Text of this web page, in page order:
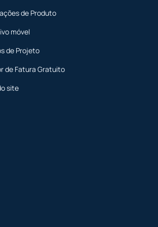
de Produto
móvel
de Projeto
de Fatura Gratuito
site